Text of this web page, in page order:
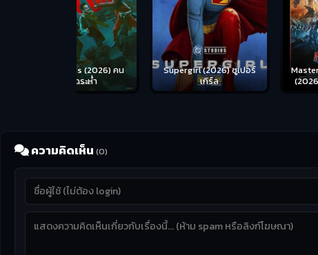
Supergirl (2026) ซูเปอร์
Masters of the Universe
(2026) นักรบเจ้าจักรวาล
ความคิดเห็น (0)